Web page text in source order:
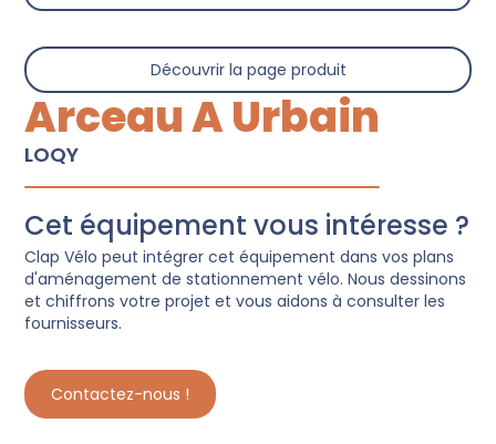
Découvrir la page produit
Arceau A Urbain
LOQY
Cet équipement vous intéresse ?
Clap Vélo peut intégrer cet équipement dans vos plans
d'aménagement de stationnement vélo. Nous dessinons
et chiffrons votre projet et vous aidons à consulter les
fournisseurs.
Contactez-nous !